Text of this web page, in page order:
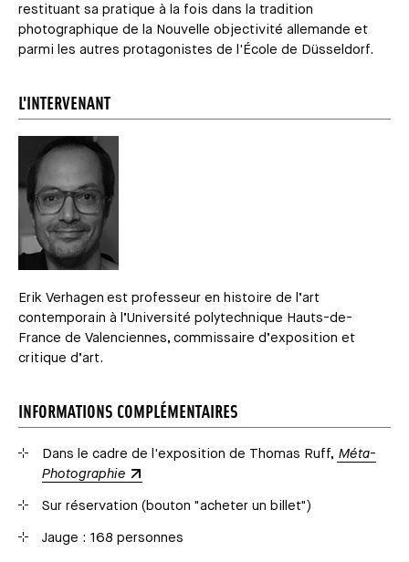
restituant sa pratique à la fois dans la tradition
photographique de la Nouvelle objectivité allemande et
parmi les autres protagonistes de l'École de Düsseldorf.
L'INTERVENANT
Erik Verhagen est professeur en histoire de l’art
contemporain à l’Université polytechnique Hauts-de-
France de Valenciennes, commissaire d’exposition et
critique d’art.
INFORMATIONS COMPLÉMENTAIRES
Dans le cadre de l'exposition de Thomas Ruff, Méta-
Photographie
Sur réservation (bouton "acheter un billet")
Jauge : 168 personnes